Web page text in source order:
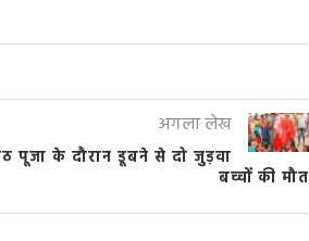
अगला लेख
पूजा के दौरान डूबने से दो जुड़वा
बच्चों की मौत